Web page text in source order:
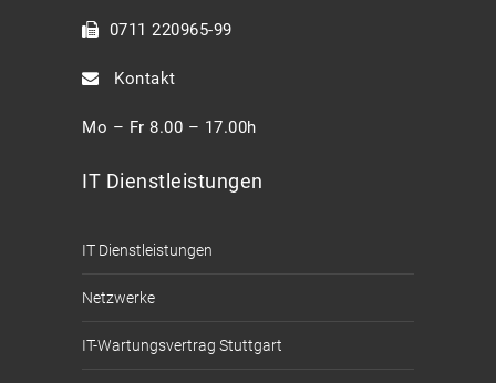
0711 220965-99
Kontakt
Mo – Fr 8.00 – 17.00h
IT Dienstleistungen
IT Dienstleistungen
Netzwerke
IT-Wartungsvertrag Stuttgart